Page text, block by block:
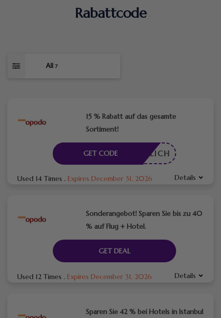
Rabattcode
All 7
15 % Rabatt auf das gesamte
Sortiment!
RDERLICH
GET CODE
Used 14 Times . Expires December 31, 2026 Details
Sonderangebot! Sparen Sie bis zu 40
% auf Flug + Hotel.
GET DEAL
Used 12 Times . Expires December 31, 2026 Details
Sparen Sie 42 % bei Hotels in Istanbul